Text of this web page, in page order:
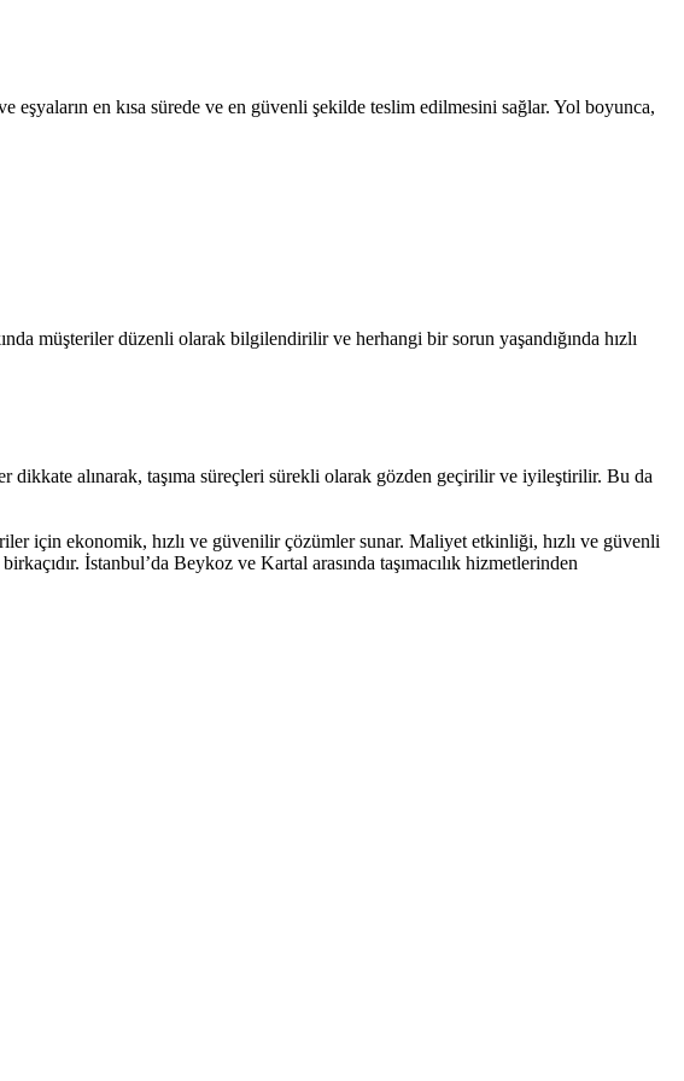
en kısa sürede ve en güvenli şekilde teslim edilmesini sağlar. Yol boyunca,
müşteriler düzenli olarak bilgilendirilir ve herhangi bir sorun yaşandığında hızlı
alınarak, taşıma süreçleri sürekli olarak gözden geçirilir ve iyileştirilir. Bu da
için ekonomik, hızlı ve güvenilir çözümler sunar. Maliyet etkinliği, hızlı ve güvenli
İstanbul’da Beykoz ve Kartal arasında taşımacılık hizmetlerinden